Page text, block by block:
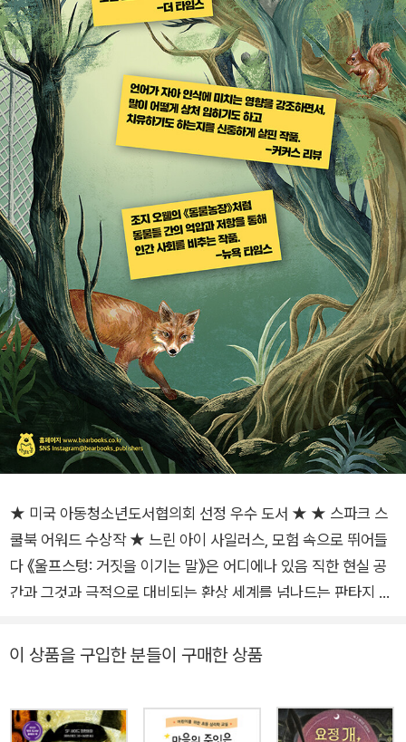
★ 미국 아동청소년도서협의회 선정 우수 도서 ★ ★ 스파크 스
쿨북 어워드 수상작 ★ 느린 아이 사일러스, 모험 속으로 뛰어들
다 《울프스텅: 거짓을 이기는 말》은 어디에나 있음 직한 현실 공
간과 그것과 극적으로 대비되는 환상 세계를 넘나드는 판타지 동
심한 소년이다. 제 이름조차 제대로 말하지 못하는 사일러스를 학
굣길, 아무도 없는 자전거 길을 홀로 걷던 사일러스 앞에, 거대한
이 상품을 구입한 분들이 구매한 상품